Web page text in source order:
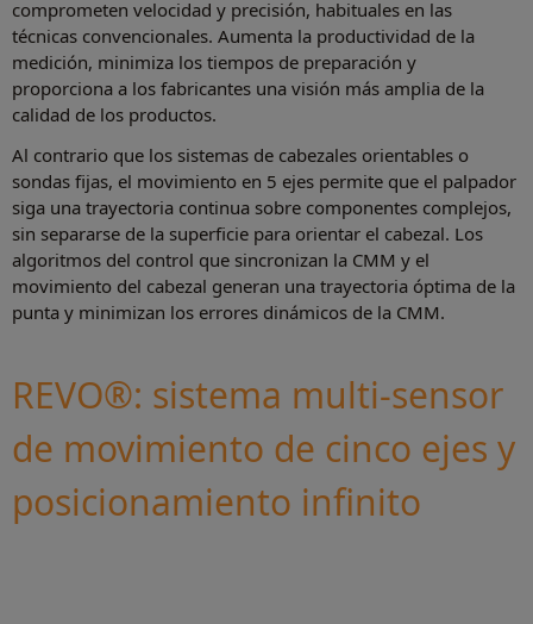
comprometen velocidad y precisión, habituales en las
técnicas convencionales. Aumenta la productividad de la
medición, minimiza los tiempos de preparación y
proporciona a los fabricantes una visión más amplia de la
calidad de los productos.
Al contrario que los sistemas de cabezales orientables o
sondas fijas, el movimiento en 5 ejes permite que el palpador
siga una trayectoria continua sobre componentes complejos,
sin separarse de la superficie para orientar el cabezal. Los
algoritmos del control que sincronizan la CMM y el
movimiento del cabezal generan una trayectoria óptima de la
punta y minimizan los errores dinámicos de la CMM.
REVO®: sistema multi-sensor
de movimiento de cinco ejes y
posicionamiento infinito